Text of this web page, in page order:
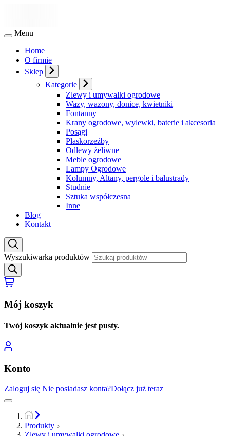
Menu
Home
O firmie
Sklep
Kategorie
Zlewy i umywalki ogrodowe
Wazy, wazony, donice, kwietniki
Fontanny
Krany ogrodowe, wylewki, baterie i akcesoria
Posągi
Płaskorzeźby
Odlewy żeliwne
Meble ogrodowe
Lampy Ogrodowe
Kolumny, Altany, pergole i balustrady
Studnie
Sztuka współczesna
Inne
Blog
Kontakt
Wyszukiwarka produktów
Mój koszyk
Twój koszyk aktualnie jest pusty.
Konto
Zaloguj się Nie posiadasz konta?Dołącz już teraz
Produkty